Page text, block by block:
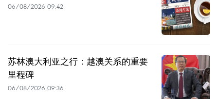
06/08/2026 09:42
苏林澳大利亚之行：越澳关系的重要
里程碑
06/08/2026 09:36